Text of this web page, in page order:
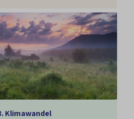
Klimawandel